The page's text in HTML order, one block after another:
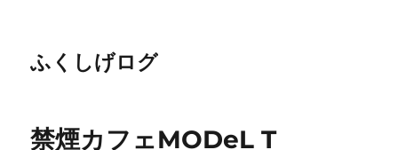
ふくしげログ
禁煙カフェMODeL T